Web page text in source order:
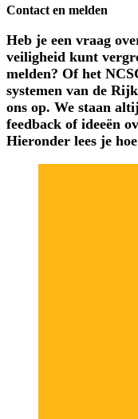
Contact en melden
Heb je een vraag
veiligheid kunt
melden? Of het
systemen van de
ons op. We staan
feedback of ideeën
Hieronder lees je